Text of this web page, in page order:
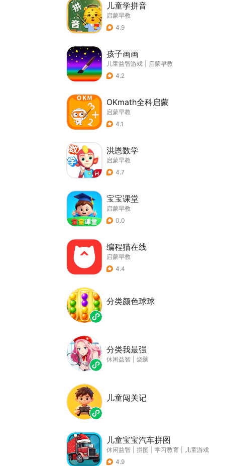
儿童学拼音
启蒙早教
4.9
孩子画画
儿童益智游戏
启蒙早教
4.2
OKmath全科启蒙
启蒙早教
4.1
洪恩数学
启蒙早教
4.7
宝宝课堂
启蒙早教
0.0
编程猫在线
启蒙早教
4.4
分类颜色球球
分类我最强
休闲益智 烧脑
儿童闯关记
儿童宝宝汽车拼图
休闲益智 拼图 学习教育
儿童游戏
4.9